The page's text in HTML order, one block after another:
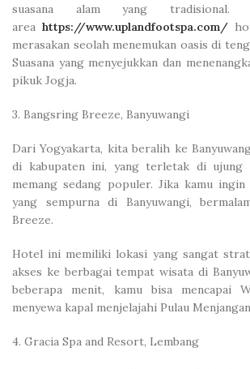
suasana alam yang tradisional.
area https://www.uplandfootspa.com/
merasakan seolah menemukan oasis di
Suasana yang menyejukkan dan
pikuk Jogja.
3. Bangsring Breeze, Banyuwangi
Dari Yogyakarta, kita beralih ke
di kabupaten ini, yang terletak di ujung
memang sedang populer. Jika kamu
yang sempurna di Banyuwangi,
Breeze.
Hotel ini memiliki lokasi yang sangat
akses ke berbagai tempat wisata di
beberapa menit, kamu bisa mencapai
menyewa kapal menjelajahi Pulau
4. Gracia Spa and Resort, Lembang